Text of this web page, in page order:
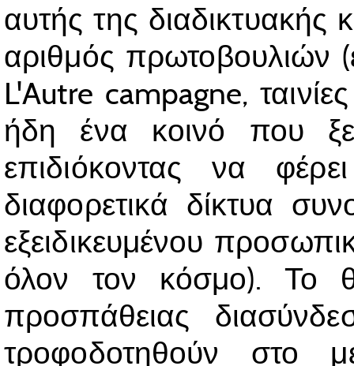
αυτής της διαδικτυακής
αριθμός πρωτοβουλιών
L'Autre campagne,
ήδη ένα κοινό που
επιδιόκοντας να
διαφορετικά δίκτυα
εξειδικευμένου
όλον τον κόσμο). Το
προσπάθειας
τροφοδοτηθούν στο